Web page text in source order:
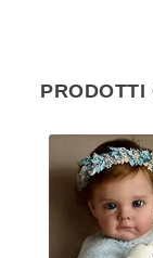
PRODOTTI